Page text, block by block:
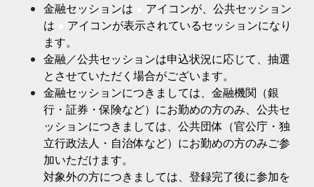
金融セッションは
アイコンが、公共セッション
は
アイコンが表示されているセッションになり
ます。
金融／公共セッションは申込状況に応じて、抽選
とさせていただく場合がございます。
金融セッションにつきましては、金融機関（銀
行・証券・保険など）にお勤めの方のみ、公共セ
ッションにつきましては、公共団体（官公庁・独
立行政法人・自治体など）にお勤めの方のみご参
加いただけます。
対象外の方につきましては、登録完了後に参加を